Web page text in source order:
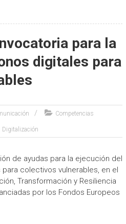
para la
digitales para
Competencias
Digitalización
de ayudas para la ejecución del
colectivos vulnerables, en el
Transformación y Resiliencia
por los Fondos Europeos